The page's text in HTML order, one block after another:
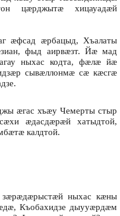
цæрджытæ хицауадæй
æфсад æрбацыд, Хъалаты
фыд аирвæзт. Йæ мад
ныхас кодта, фæлæ йæ
сывæллонмæ сæ кæсгæ
æгас хъæу Чемерты стыр
æдасдæрæй хатыдтой,
калдтой.
ныхас кæны
Къобахидзе дыууæрдæм